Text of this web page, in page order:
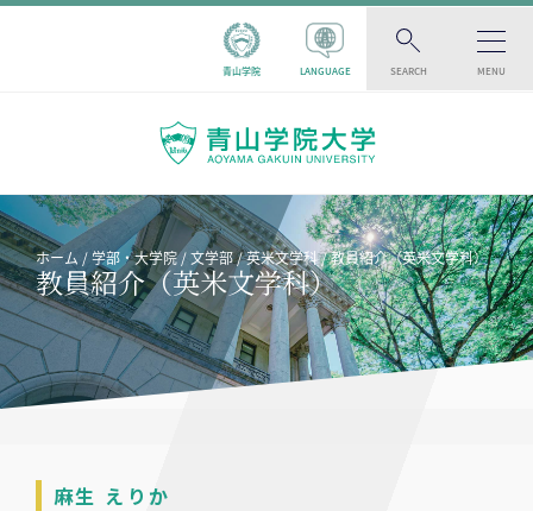
青山学院 LANGUAGE SEARCH MENU
ホーム 学部・大学院 文学部 英米文学科 教員紹介（英米文学科）
教員紹介（英米文学科）
麻生 えりか